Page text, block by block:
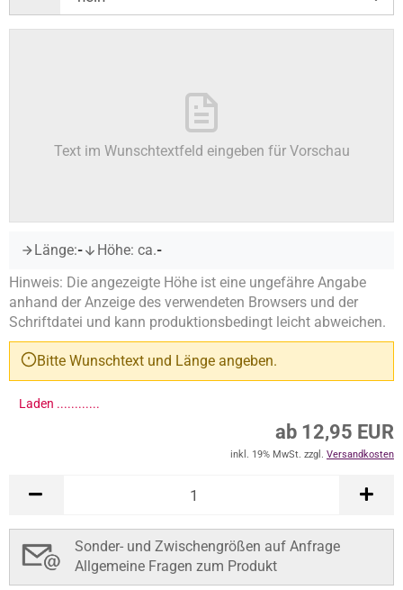
Text im Wunschtextfeld eingeben für Vorschau
Länge:- Höhe: ca.-
Hinweis: Die angezeigte Höhe ist eine ungefähre Angabe
anhand der Anzeige des verwendeten Browsers und der
Schriftdatei und kann produktionsbedingt leicht abweichen.
Bitte Wunschtext und Länge angeben.
Laden .............
ab 12,95 EUR
inkl. 19% MwSt. zzgl. Versandkosten
Sonder- und Zwischengrößen auf Anfrage
Allgemeine Fragen zum Produkt